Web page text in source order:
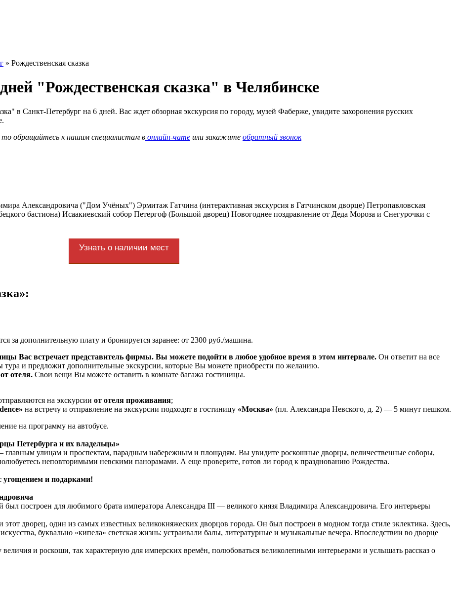
» Рождественская сказка
"Рождественская сказка" в Челябинске
в Санкт-Петербург на 6 дней. Вас ждет обзорная экскурсия по городу, музей Фаберже, увидите захоронения русских
обращайтесь к нашим специалистам в онлайн-чате или закажите обратный звонок
Александровича ("Дом Учёных") Эрмитаж Гатчина (интерактивная экскурсия в Гатчинском дворце) Петропавловская
бастиона) Исаакиевский собор Петергоф (Большой дворец) Новогоднее поздравление от Деда Мороза и Снегурочки с
Узнать о наличии мест
за дополнительную плату и бронируется заранее: от 2300 руб./машина.
Вас встречает представитель фирмы. Вы можете подойти в любое удобное время в этом интервале. Он ответит на все
и предложит дополнительные экскурсии, которые Вы можете приобрести по желанию.
отеля. Свои вещи Вы можете оставить в комнате багажа гостиницы.
на экскурсии от отеля проживания;
на встречу и отправление на экскурсии подходят в гостиницу «Москва» (пл. Александра Невского, д. 2) — 5 минут пешком.
на программу на автобусе.
Петербурга и их владельцы»
главным улицам и проспектам, парадным набережным и площадям. Вы увидите роскошные дворцы, величественные соборы,
неповторимыми невскими панорамами. А еще проверите, готов ли город к празднованию Рождества.
угощением и подарками!
построен для любимого брата императора Александра III — великого князя Владимира Александровича. Его интерьеры
дворец, один из самых известных великокняжеских дворцов города. Он был построен в модном тогда стиле эклектика. Здесь,
буквально «кипела» светская жизнь: устраивали балы, литературные и музыкальные вечера. Впоследствии во дворце
и роскоши, так характерную для имперских времён, полюбоваться великолепными интерьерами и услышать рассказ о